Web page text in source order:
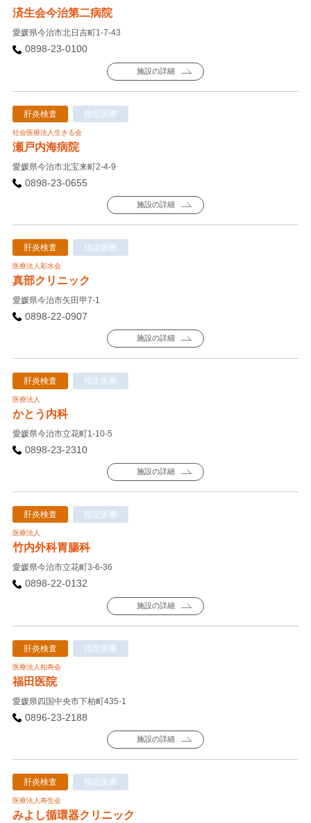
済生会今治第二病院
愛媛県今治市北日吉町1-7-43
0898-23-0100
施設の詳細
肝炎検査 指定医療
社会医療法人生きる会
瀬戸内海病院
愛媛県今治市北宝来町2-4-9
0898-23-0655
施設の詳細
肝炎検査 指定医療
医療法人彩水会
真部クリニック
愛媛県今治市矢田甲7-1
0898-22-0907
施設の詳細
肝炎検査 指定医療
医療法人
かとう内科
愛媛県今治市立花町1-10-5
0898-23-2310
施設の詳細
肝炎検査 指定医療
医療法人
竹内外科胃腸科
愛媛県今治市立花町3-6-36
0898-22-0132
施設の詳細
肝炎検査 指定医療
医療法人柏寿会
福田医院
愛媛県四国中央市下柏町435-1
0896-23-2188
施設の詳細
肝炎検査 指定医療
医療法人寿生会
みよし循環器クリニック